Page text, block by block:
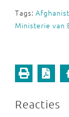
Tags:
Ministerie van
Reacties